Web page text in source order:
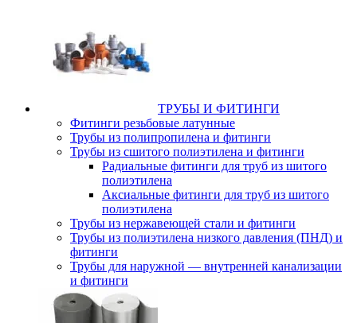
ТРУБЫ И ФИТИНГИ
Фитинги резьбовые латунные
Трубы из полипропилена и фитинги
Трубы из сшитого полиэтилена и фитинги
Радиальные фитинги для труб из шитого
полиэтилена
Аксиальные фитинги для труб из шитого
полиэтилена
Трубы из нержавеющей стали и фитинги
Трубы из полиэтилена низкого давления (ПНД) и
фитинги
Трубы для наружной — внутренней канализации
и фитинги